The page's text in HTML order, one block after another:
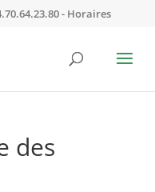
- Horaires
des